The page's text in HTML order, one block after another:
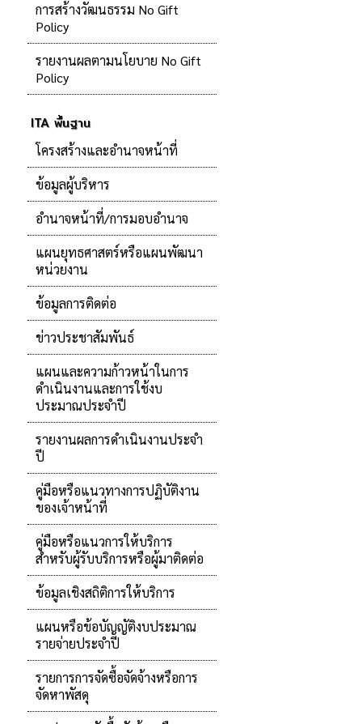
การสร้างวัฒนธรรม No Gift
Policy
รายงานผลตามนโยบาย No Gift
Policy
ITA พื้นฐาน
โครงสร้างและอำนาจหน้าที่
ข้อมูลผู้บริหาร
อำนาจหน้าที่/การมอบอำนาจ
แผนยุทธศาสตร์หรือแผนพัฒนา
หน่วยงาน
ข้อมูลการติดต่อ
ข่าวประชาสัมพันธ์
แผนและความก้าวหน้าในการ
ดำเนินงานและการใช้งบ
ประมาณประจำปี
รายงานผลการดำเนินงานประจำ
ปี
คู่มือหรือแนวทางการปฏิบัติงาน
ของเจ้าหน้าที่
คู่มือหรือแนวการให้บริการ
สำหรับผู้รับบริการหรือผู้มาติดต่อ
ข้อมูลเชิงสถิติการให้บริการ
แผนหรือข้อบัญญัติงบประมาณ
รายจ่ายประจำปี
รายการการจัดซื้อจัดจ้างหรือการ
จัดหาพัสดุ